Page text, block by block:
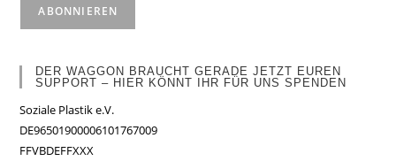
DER WAGGON BRAUCHT GERADE JETZT EUREN
SUPPORT – HIER KÖNNT IHR FÜR UNS SPENDEN
Soziale Plastik e.V.
DE96501900006101767009
FFVBDEFFXXX